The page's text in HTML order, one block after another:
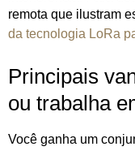
remota que ilustram
da tecnologia LoRa
Principais
ou trabalha
Você ganha um